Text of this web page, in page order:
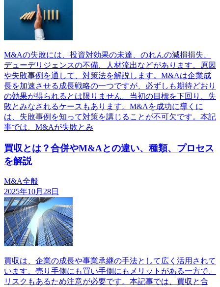
M&Aの失敗には、投資対効果の未達、のれんの減損損失、
デューデリジェンスの不備、人材流出などがあります。原因
や失敗事例を通して、対策法を解説します。M&Aは企業成
長を加速させる成長戦略の一つですが、必ずしも期待どおり
の効果が得られるとは限りません。当初の目標を下回り、失
敗とみなされるケースもあります。M&Aを成功に導くに
は、失敗事例を知って対策を講じることが不可欠です。本記
事では、M&Aが失敗とみ
買収とは？合併やM&Aとの違い、種類、プロセス
を解説
M&A全般
2025年10月28日
買収は、企業の成長や事業承継の手法として広く活用されて
います。売り手側にも買い手側にもメリットがある一方で、
リスクもあるため注意が必要です。本記事では、買収と合